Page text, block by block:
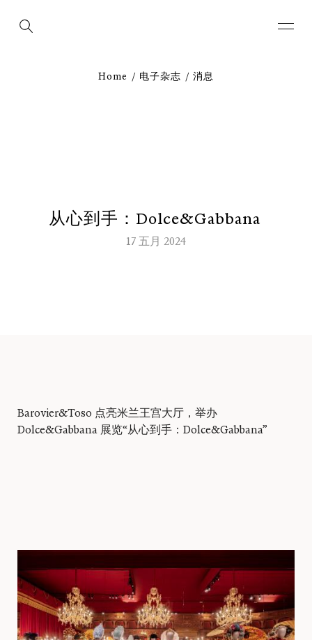
Home 电子杂志 消息
从心到 手 ： Dolce&Gabbana
17 五月 2024
Barovier&Toso 点亮米兰王宫大厅，举办
Dolce&Gabbana 展览“从心到手：Dolce&Gabbana”